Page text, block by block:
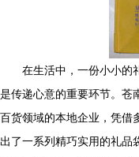
在生活中，一份小小的
是传递心意的重要环节。苍
百货领域的本地企业，凭借
出了一系列精巧实用的礼品